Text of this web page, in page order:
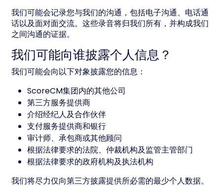
我们可能会记录您与我们的沟通，包括电子沟通、电话通
话以及面对面交流。这些录音将归我们所有，并构成我们
之间沟通的证据。
我们可能向谁披露个人信息？
我们可能会向以下对象披露您的信息：
ScoreCM集团内的其他公司
第三方服务提供商
介绍经纪人及合作伙伴
支付服务提供商和银行
审计师、承包商或其他顾问
根据法律要求的法院、仲裁机构及监管主管部门
根据法律要求的政府机构及执法机构
我们将尽力仅向第三方披露提供所必需的最少个人数据。